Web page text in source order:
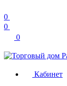
0
0
0
Кабинет